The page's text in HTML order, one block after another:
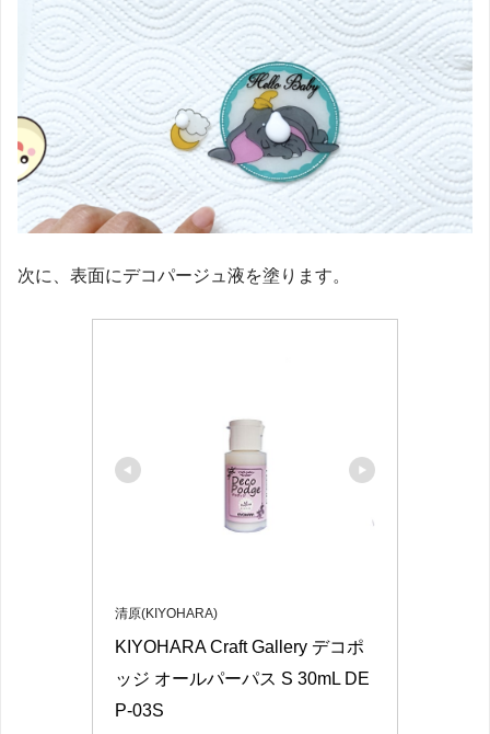
次に、表面にデコパージュ液を塗ります。
清原(KIYOHARA)
KIYOHARA Craft Gallery デコポ
ッジ オールパーパス S 30mL DE
P-03S